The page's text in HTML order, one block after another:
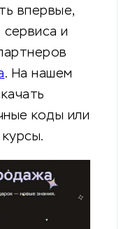
впервые,
и
. На нашем
коды или